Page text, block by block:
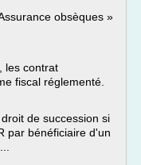
obsèques »
les contrat
fiscal réglementé.
de succession si
par bénéficiaire d'un